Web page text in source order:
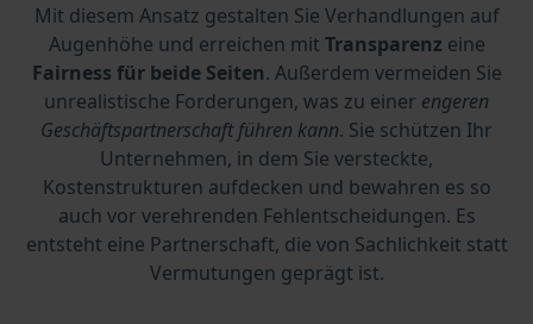
Mit diesem Ansatz gestalten Sie Verhandlungen auf
Augenhöhe und erreichen mit Transparenz eine
Fairness für beide Seiten. Außerdem vermeiden Sie
unrealistische Forderungen, was zu einer engeren
Geschäftspartnerschaft führen kann. Sie schützen Ihr
Unternehmen, in dem Sie versteckte,
Kostenstrukturen aufdecken und bewahren es so
auch vor verehrenden Fehlentscheidungen. Es
entsteht eine Partnerschaft, die von Sachlichkeit statt
Vermutungen geprägt ist.